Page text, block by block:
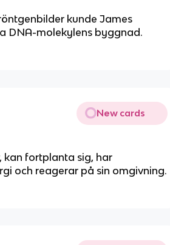
kunde James
DNA-molekylens byggnad.
New cards
kan fortplanta sig, har
och reagerar på sin omgivning.